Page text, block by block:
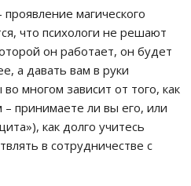
магического
что психологи не решают
он работает, он будет
а давать вам в руки
многом зависит от того, как
– принимаете ли вы его, или
как долго учитесь
в сотрудничестве с